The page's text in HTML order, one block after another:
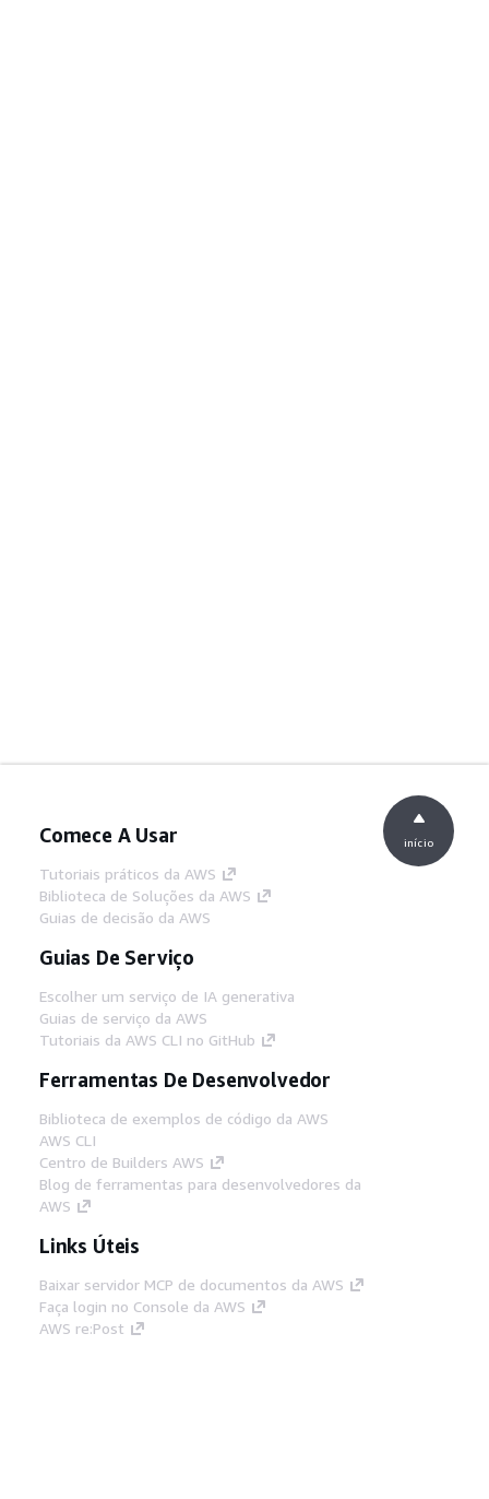
Comece A Usar
Tutoriais práticos da AWS
Biblioteca de Soluções da AWS
Guias de decisão da AWS
Guias De Serviço
Escolher um serviço de IA generativa
Guias de serviço da AWS
Tutoriais da AWS CLI no GitHub
Ferramentas De Desenvolvedor
Biblioteca de exemplos de código da AWS
AWS CLI
Centro de Builders AWS
Blog de ferramentas para desenvolvedores da
AWS
Links Úteis
Baixar servidor MCP de documentos da AWS
Faça login no Console da AWS
AWS re:Post
início